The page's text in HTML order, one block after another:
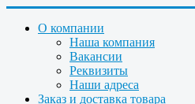
О компании
Наша компания
Вакансии
Реквизиты
Наши адреса
Заказ и доставка товара